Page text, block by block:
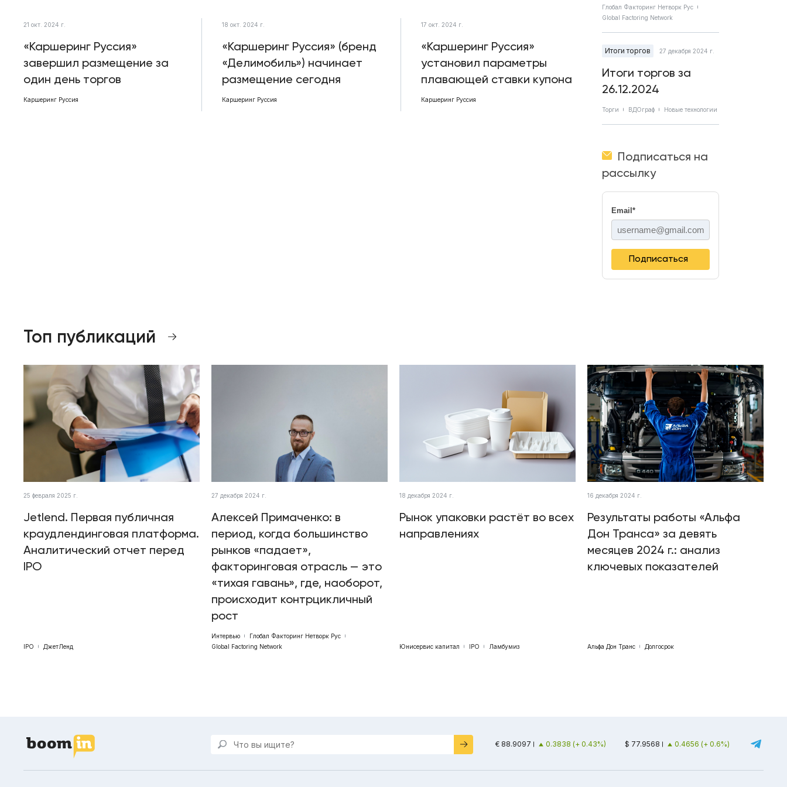
21 окт. 2024 г.
«Каршеринг Руссия»
завершил размещение за
один день торгов
Каршеринг Руссия
18 окт. 2024 г.
«Каршеринг Руссия» (бренд
«Делимобиль») начинает
размещение сегодня
Каршеринг Руссия
17 окт. 2024 г.
«Каршеринг Руссия»
установил параметры
плавающей ставки купона
Каршеринг Руссия
Глобал Факторинг Нетворк Рус
Global Factoring Network
Итоги торгов 27 декабря 2024 г.
Итоги торгов за
26.12.2024
Торги ВДОграф Новые технологии
Подписаться на
рассылку
Email *
Подписаться
Топ публикаций
25 февраля 2025 г.
Jetlend. Первая публичная
краудлендинговая платформа.
Аналитический отчет перед
IPO
IPO ДжетЛенд
27 декабря 2024 г.
Алексей Примаченко: в
период, когда большинство
рынков «падает»,
факторинговая отрасль — это
«тихая гавань», где, наоборот,
происходит контрцикличный
рост
Интервью
Глобал Факторинг Нетворк Рус
Global Factoring Network
18 декабря 2024 г.
Рынок упаковки растёт во всех
направлениях
Юнисервис капитал IPO Ламбумиз
16 декабря 2024 г.
Результаты работы «Альфа
Дон Транса» за девять
месяцев 2024 г.: анализ
ключевых показателей
Альфа Дон Транс Долгосрок
€ 88.9097 0.3838 (+ 0.43%) $ 77.9568 0.4656 (+ 0.6%)